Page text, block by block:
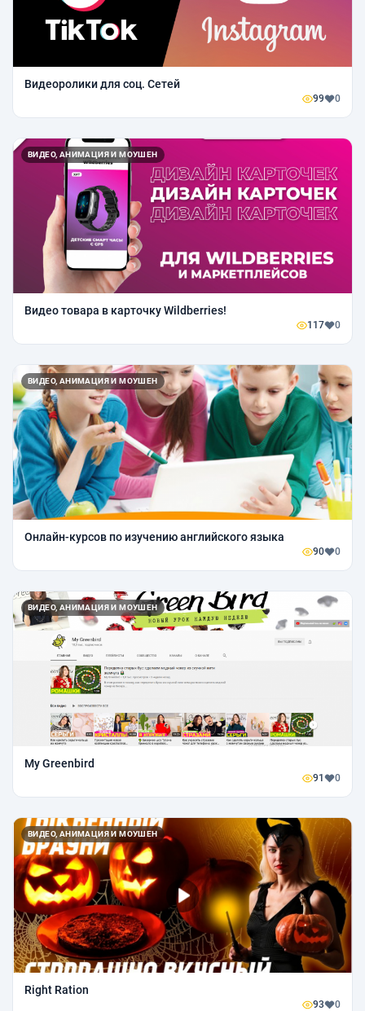
Видеоролики для соц. Сетей
99 0
ВИДЕО, АНИМАЦИЯ И МОУШЕН
Видео товара в карточку Wildberries!
117 0
ВИДЕО, АНИМАЦИЯ И МОУШЕН
Онлайн-курсов по изучению английского языка
90 0
ВИДЕО, АНИМАЦИЯ И МОУШЕН
My Greenbird
91 0
ВИДЕО, АНИМАЦИЯ И МОУШЕН
Right Ration
93 0